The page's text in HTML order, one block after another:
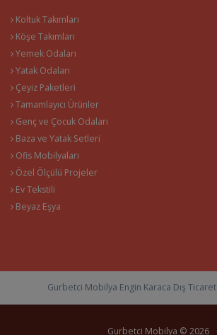
Koltuk Takımları
Köşe Takımları
Yemek Odaları
Yatak Odaları
Çeyiz Paketleri
Tamamlayıcı Ürünler
Genç ve Çocuk Odaları
Baza ve Yatak Setleri
Ofis Mobilyaları
Özel Ölçülü Projeler
Ev Tekstili
Beyaz Eşya
Gurbetci Mobilya Engin Karaca Dış
Gurbetci Mobilya © 2026